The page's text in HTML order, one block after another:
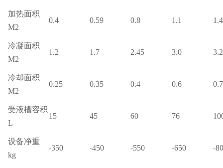
加热面积
M2
0.4 0.59 0.8 1.1
冷凝面积
M2
1.2 1.7 2.45 3.0 3.2
冷却面积
M2
0.25 0.35 0.4 0.6 0.7
受液槽容积
L
15 45 60 76
设备净重
kg
-350 -450 -550 -650 -